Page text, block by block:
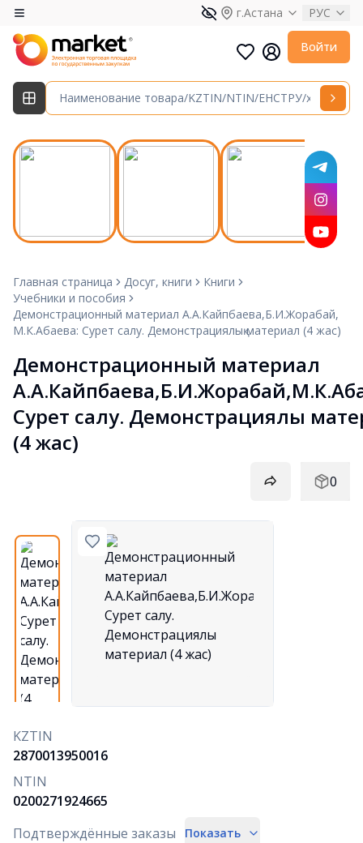
г.Астана РУС
Войти
Главная страница Досуг, книги
Книги
Учебники и пособия
Демонстрационный материал А.А.Кайпбаева,Б.И.Жорабай,
М.К.Абаева: Сурет салу. Демонстрациялық материал (4 жас)
Демонстрационный материал
Сурет салу. Демонстрациялық
(4 жас)
0
KZTIN
2870013950016
NTIN
0200271924665
Подтверждённые заказы
Показать